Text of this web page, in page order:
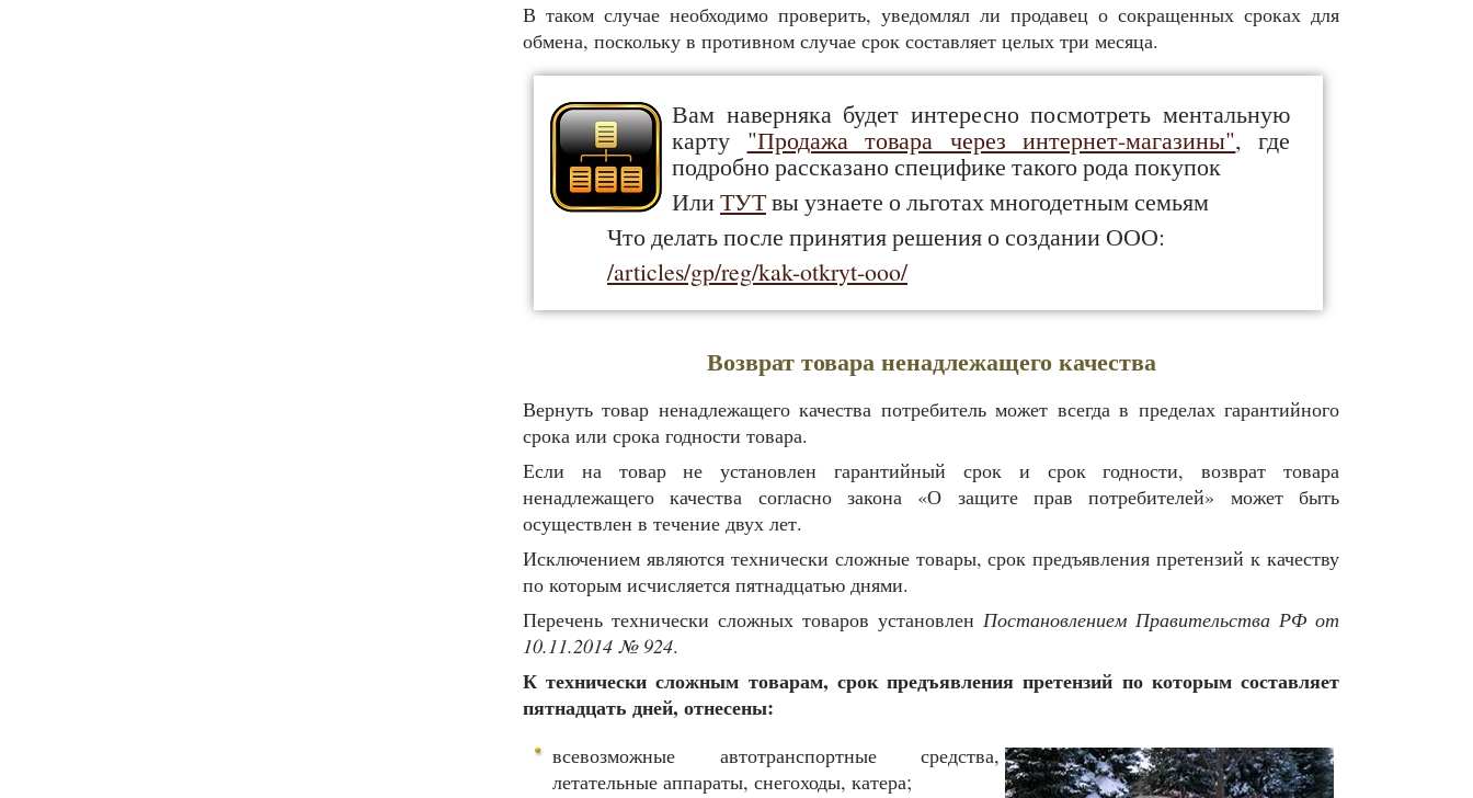
В таком случае необходимо проверить, уведомлял ли продавец о сокращенных сроках для
обмена, поскольку в противном случае срок составляет целых три месяца.
Вам наверняка будет интересно посмотреть ментальную
карту "Продажа товара через интернет-магазины", где
подробно рассказано специфике такого рода покупок
ИлиТУТвы узнаете о льготах многодетным семьям
Что делать после принятия решения о создании ООО:
/articles/gp/reg/kak-otkryt-ooo/
Возврат товара ненадлежащего качества
Вернуть товар ненадлежащего качества потребитель может всегда в пределах гарантийного
срока или срока годности товара.
Если на товар не установлен гарантийный срок и срок годности, возврат товара
ненадлежащего качества согласно закона «О защите прав потребителей» может быть
осуществлен в течение двух лет.
Исключением являются технически сложные товары, срок предъявления претензий к качеству
по которым исчисляется пятнадцатью днями.
Перечень технически сложных товаров установлен Постановлением Правительства РФ от
10.11.2014 № 924.
К технически сложным товарам, срок предъявления претензий по которым составляет
пятнадцать дней, отнесены:
всевозможные автотранспортные средства,
летательные аппараты, снегоходы, катера;